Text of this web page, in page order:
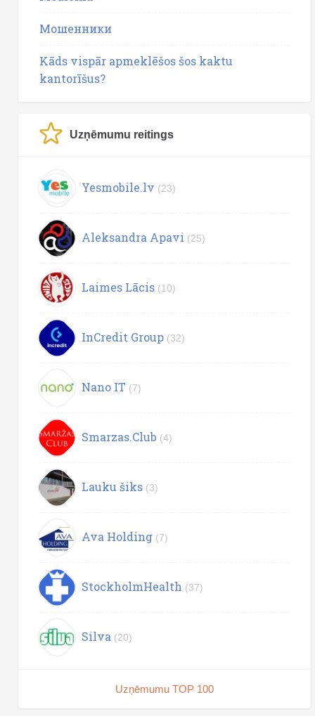
Мошенники
Kāds vispār apmeklēšos šos kaktu
kantorīšus?
Uzņēmumu reitings
Yesmobile.lv (23)
Aleksandra Apavi (25)
Laimes Lācis (10)
InCredit Group (32)
Nano IT (7)
Smarzas.Club (4)
Lauku šiks (3)
Ava Holding (7)
StockholmHealth (37)
Silva (20)
Uzņēmumu TOP 100